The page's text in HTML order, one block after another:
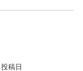
投稿日